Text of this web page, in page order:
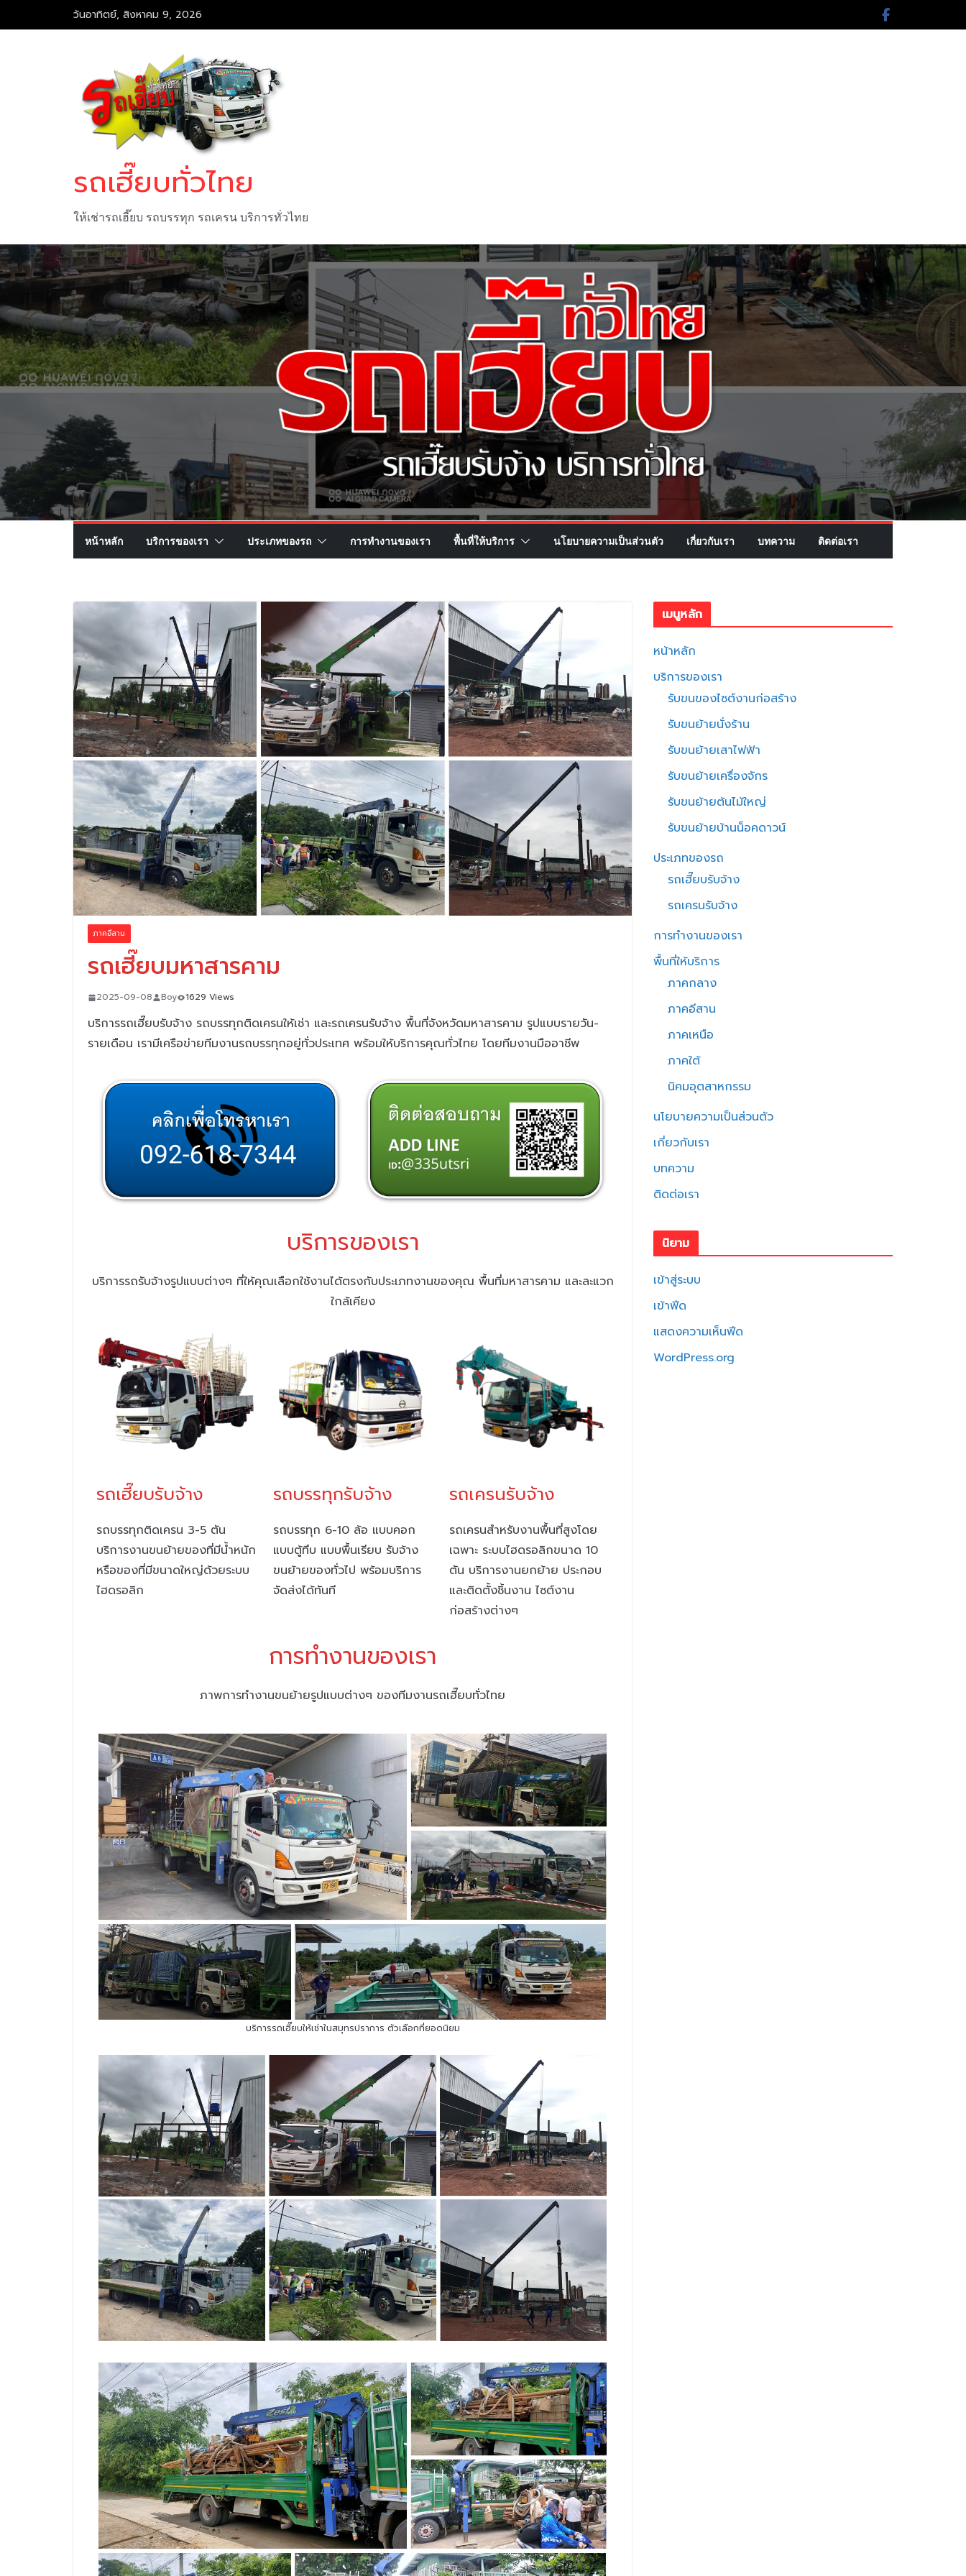
to
วันอาทิตย์, สิงหาคม 9, 2026
รถเฮี๊ยบทั่วไทย
ให้เช่ารถเฮี๊ยบ รถบรรทุก รถเครน บริการทั่วไทย
หน้าหลัก บริการของเรา ประเภทของรถ การทำงานของเรา พื้นที่ให้บริการ นโยบายความเป็นส่วนตัว เกี่ยวกับเรา บทความ ติดต่อเรา
ภาคอีสาน
รถเฮี๊ยบมหาสารคาม
2025-09-08 Boy 1629 Views
บริการรถเฮี๊ยบรับจ้าง รถบรรทุกติดเครนให้เช่า และรถเครนรับจ้าง พื้นที่จังหวัดมหาสารคาม รูปแบบรายวัน-
รายเดือน เรามีเครือข่ายทีมงานรถบรรทุกอยู่ทั่วประเทศ พร้อมให้บริการคุณทั่วไทย โดยทีมงานมืออาชีพ
บริการของเรา
บริการรถรับจ้างรูปแบบต่างๆ ที่ให้คุณเลือกใช้งานได้ตรงกับประเภทงานของคุณ พื้นที่มหาสารคาม และละแวก
ใกล้เคียง
รถเฮี๊ยบรับจ้าง
รถบรรทุกติดเครน 3-5 ตัน
บริการงานขนย้ายของที่มีน้ำหนัก
หรือของที่มีขนาดใหญ่ด้วยระบบ
ไฮดรอลิก
รถบรรทุกรับจ้าง
รถบรรทุก 6-10 ล้อ แบบคอก
แบบตู้ทึบ แบบพื้นเรียบ รับจ้าง
ขนย้ายของทั่วไป พร้อมบริการ
จัดส่งได้ทันที
รถเครนรับจ้าง
รถเครนสำหรับงานพื้นที่สูงโดย
เฉพาะ ระบบไฮดรอลิกขนาด 10
ตัน บริการงานยกย้าย ประกอบ
และติดตั้งชิ้นงาน ไซต์งาน
ก่อสร้างต่างๆ
การทำงานของเรา
ภาพการทำงานขนย้ายรูปแบบต่างๆ ของทีมงานรถเฮี๊ยบทั่วไทย
บริการรถเฮี๊ยบให้เช่าในสมุทรปราการ ตัวเลือกที่ยอดนิยม
เมนูหลัก
หน้าหลัก
บริการของเรา
รับขนของไซต์งานก่อสร้าง
รับขนย้ายนั่งร้าน
รับขนย้ายเสาไฟฟ้า
รับขนย้ายเครื่องจักร
รับขนย้ายต้นไม้ใหญ่
รับขนย้ายบ้านน็อคดาวน์
ประเภทของรถ
รถเฮี๊ยบรับจ้าง
รถเครนรับจ้าง
การทำงานของเรา
พื้นที่ให้บริการ
ภาคกลาง
ภาคอีสาน
ภาคเหนือ
ภาคใต้
นิคมอุตสาหกรรม
นโยบายความเป็นส่วนตัว
เกี่ยวกับเรา
บทความ
ติดต่อเรา
นิยาม
เข้าสู่ระบบ
เข้าฟีด
แสดงความเห็นฟีด
WordPress.org